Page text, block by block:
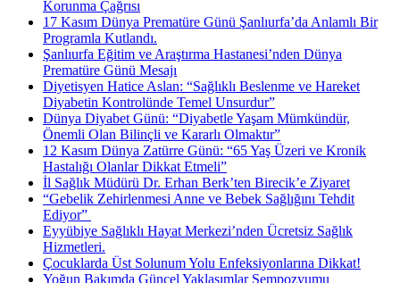
Korunma Çağrısı
17 Kasım Dünya Prematüre Günü Şanlıurfa’da Anlamlı Bir
Programla Kutlandı.
Şanlıurfa Eğitim ve Araştırma Hastanesi’nden Dünya
Prematüre Günü Mesajı
Diyetisyen Hatice Aslan: “Sağlıklı Beslenme ve Hareket
Diyabetin Kontrolünde Temel Unsurdur”
Dünya Diyabet Günü: “Diyabetle Yaşam Mümkündür,
Önemli Olan Bilinçli ve Kararlı Olmaktır”
12 Kasım Dünya Zatürre Günü: “65 Yaş Üzeri ve Kronik
Hastalığı Olanlar Dikkat Etmeli”
İl Sağlık Müdürü Dr. Erhan Berk’ten Birecik’e Ziyaret
“Gebelik Zehirlenmesi Anne ve Bebek Sağlığını Tehdit
Ediyor” ​
Eyyübiye Sağlıklı Hayat Merkezi’nden Ücretsiz Sağlık
Hizmetleri.
Çocuklarda Üst Solunum Yolu Enfeksiyonlarına Dikkat!
Yoğun Bakımda Güncel Yaklaşımlar Sempozyumu